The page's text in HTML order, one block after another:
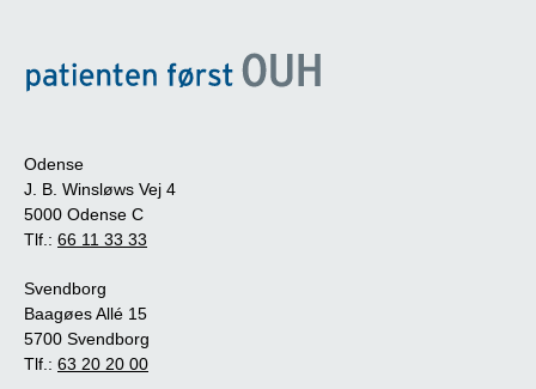
Odense
J. B. Winsløws Vej 4
5000 Odense C
Tlf.: 66 11 33 33
Svendborg
Baagøes Allé 15
5700 Svendborg
Tlf.: 63 20 20 00